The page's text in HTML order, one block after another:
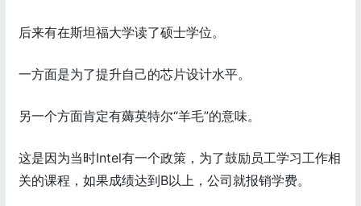
后来有在斯坦福大学读了硕士学位。
一方面是为了提升自己的芯片设计水平。
另一个方面肯定有薅英特尔“羊毛”的意味。
这是因为当时Intel有一个政策，为了鼓励员工学习工作相
关的课程，如果成绩达到B以上，公司就报销学费。